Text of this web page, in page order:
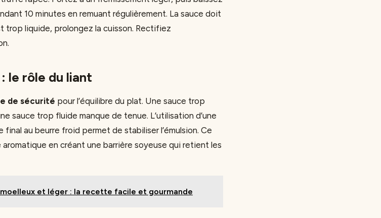
10 minutes en remuant régulièrement. La sauce doit
trop liquide, prolongez la cuisson. Rectifiez
le rôle du liant
de sécurité pour l’équilibre du plat. Une sauce trop
sauce trop fluide manque de tenue. L’utilisation d’une
final au beurre froid permet de stabiliser l’émulsion. Ce
en créant une barrière soyeuse qui retient les
et léger : la recette facile et gourmande